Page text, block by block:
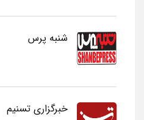
شنبه پرس
خبرگزاری تسنیم